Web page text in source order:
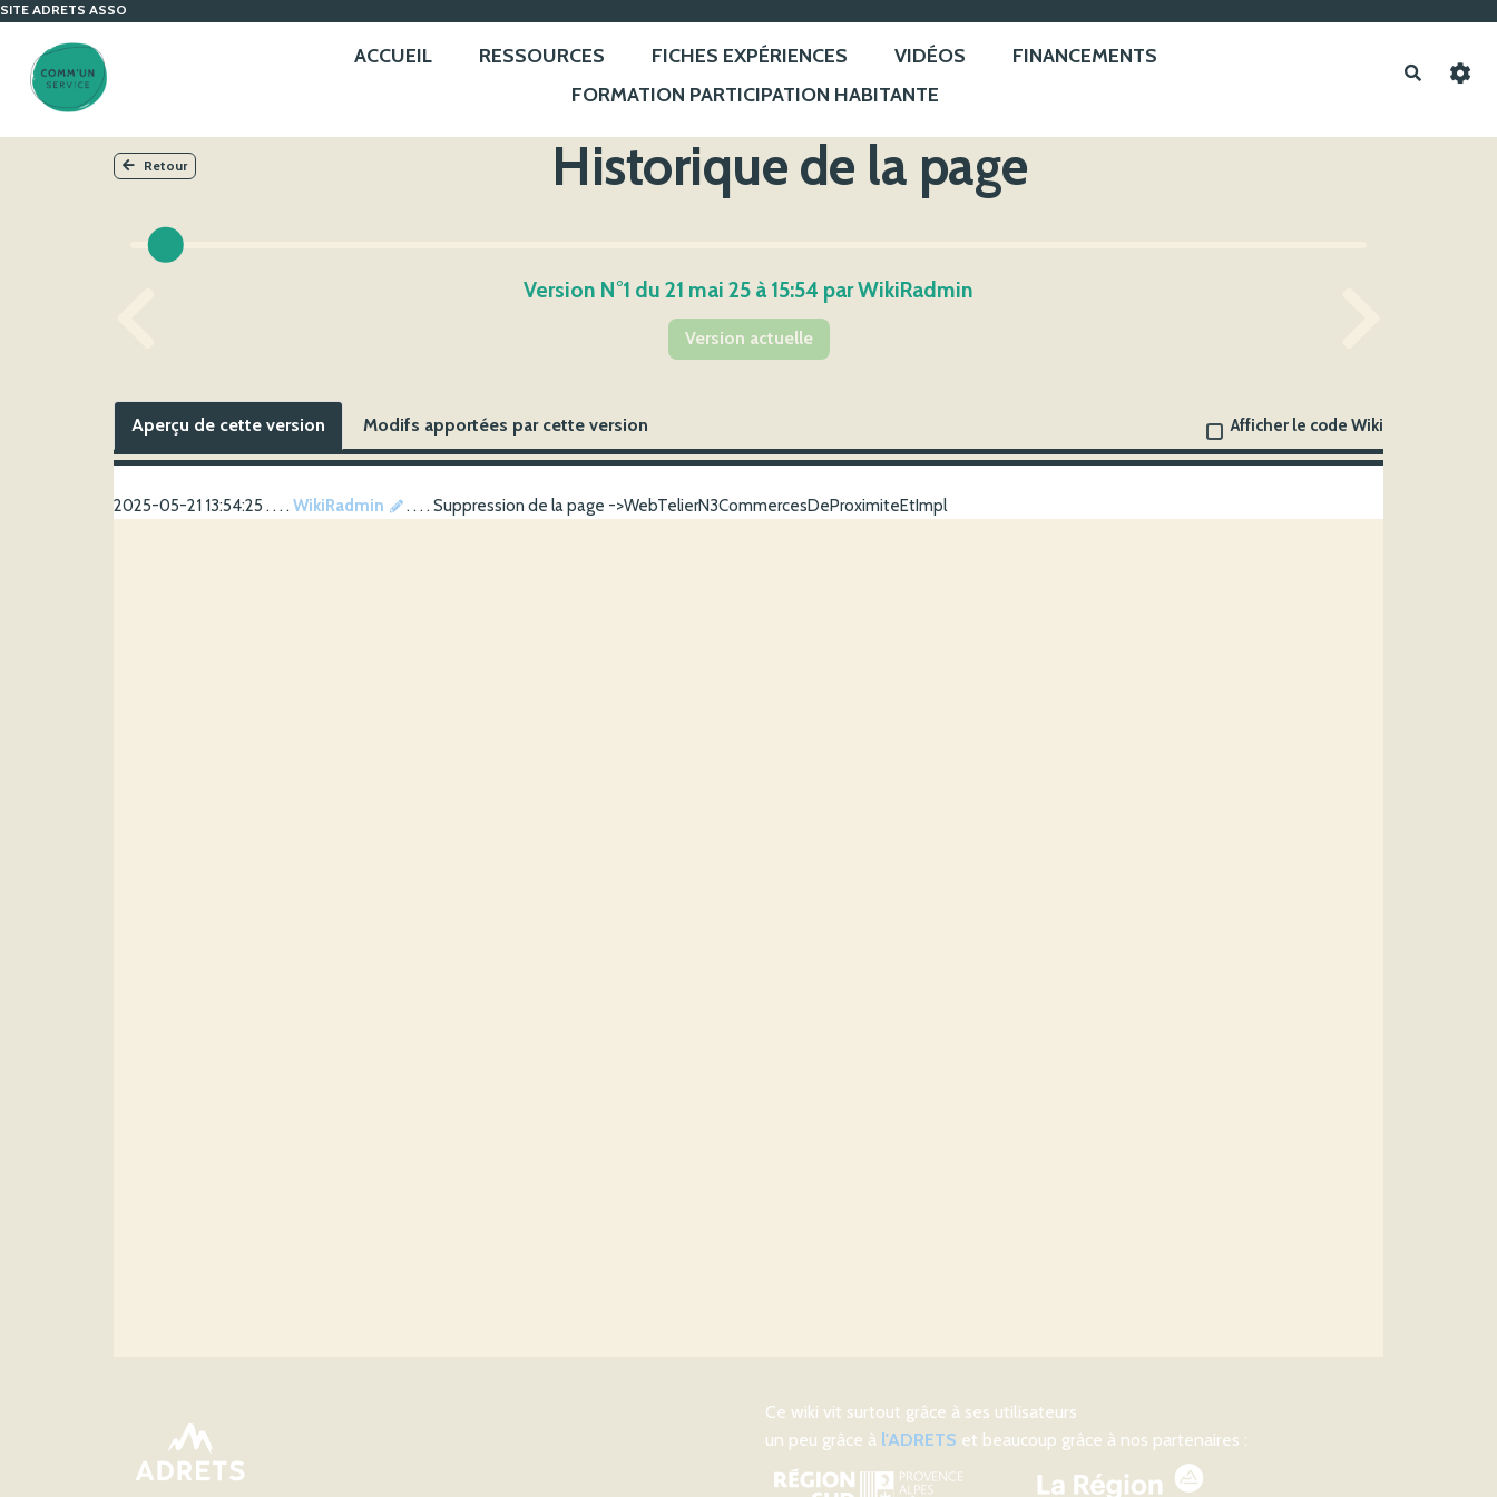
SITE ADRETS ASSO
ACCUEIL RESSOURCES FICHES EXPÉRIENCES VIDÉOS
FINANCEMENTS
FORMATION PARTICIPATION HABITANTE
Retour Historique de la page
Version N°1 du 21 mai 25 à 15:54 par WikiRadmin
Version actuelle
Aperçu de cette version Modifs apportées par cette version Afficher le code Wiki
Ce wiki vit surtout grâce à ses utilisateurs
un peu grâce à l'ADRETS et beaucoup grâce à nos partenaires :